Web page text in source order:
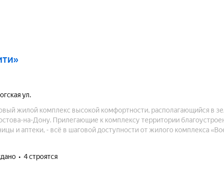
ул.
жилой комплекс высокой комфортности, располагающийся в
на-Дону. Прилегающие к комплексу территории
и аптеки, - всё в шаговой доступности от жилого комплекса
4 строятся